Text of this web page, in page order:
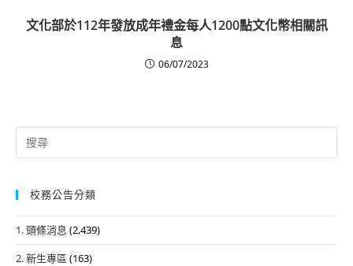
文化部於112年發放成年禮金每人1200點文化幣相關訊
息
06/07/2023
Search
for:
校務公告分類
1. 頭條消息 (2,439)
2. 新生專區 (163)